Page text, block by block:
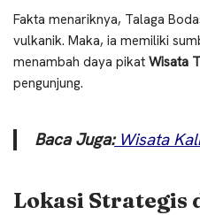
Fakta menariknya, Talaga
vulkanik. Maka, ia memiliki
menambah daya pikat Wisata
pengunjung.
Baca Juga:Wisata
Lokasi Strategis